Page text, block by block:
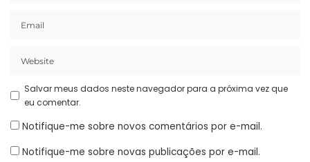
Salvar meus dados neste navegador para a próxima vez que
eu comentar.
Notifique-me sobre novos comentários por e-mail.
Notifique-me sobre novas publicações por e-mail.